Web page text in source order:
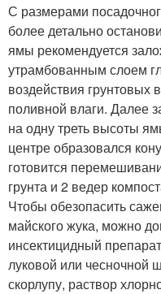
С размерами
более детально
ямы рекомендуется
утрамбованным слоем
воздействия грунтовых
поливной влаги. Далее
на одну треть высоты
центре образовался
готовится
грунта и 2 ведер
Чтобы обезопасить
майского жука, можно
инсектицидный
луковой или чесночной
скорлупу, раствор